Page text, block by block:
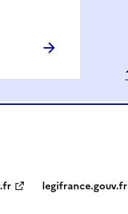
legifrance.gouv.fr